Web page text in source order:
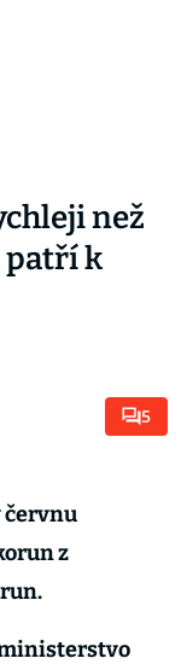
než
patří k
5
červnu
z